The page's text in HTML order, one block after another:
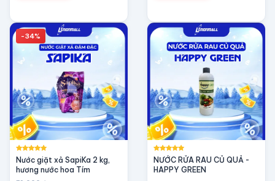
-34%
Nước giặt xả SapiKa 2 kg,
hương nước hoa Tím
NƯỚC RỬA RAU CỦ QUẢ -
HAPPY GREEN